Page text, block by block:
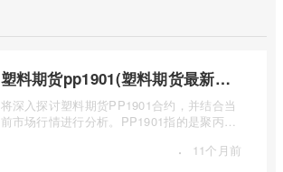
塑料期货pp1901(塑料期货最新行情)
将深入探讨塑料期货PP1901合约，并结合当
前市场行情进行分析。PP1901指的是聚丙烯
· 11个月前